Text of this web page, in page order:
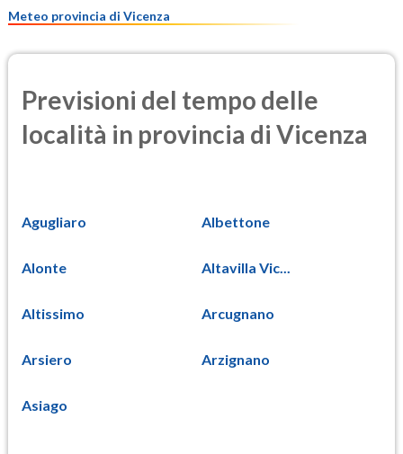
Meteo provincia di Vicenza
Previsioni del tempo delle
località in provincia di Vicenza
Agugliaro Albettone
Alonte Altavilla Vic...
Altissimo Arcugnano
Arsiero Arzignano
Asiago